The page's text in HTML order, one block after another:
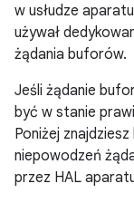
w usłudze
używał
żądania buforów.
Jeśli żądanie
być w stanie
Poniżej
niepowodzeń
przez HAL